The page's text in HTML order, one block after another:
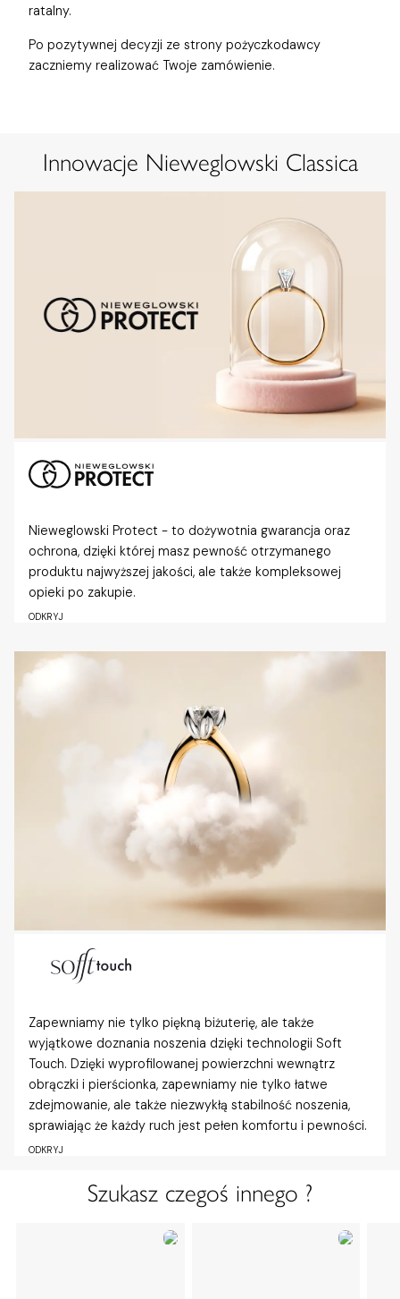
ratalny.
Po pozytywnej decyzji ze strony pożyczkodawcy
zaczniemy realizować Twoje zamówienie.
Innowacje Nieweglowski Classica
Nieweglowski Protect - to dożywotnia gwarancja oraz
ochrona, dzięki której masz pewność otrzymanego
produktu najwyższej jakości, ale także kompleksowej
opieki po zakupie.
ODKRYJ
Zapewniamy nie tylko piękną biżuterię, ale także
wyjątkowe doznania noszenia dzięki technologii Soft
Touch. Dzięki wyprofilowanej powierzchni wewnątrz
obrączki i pierścionka, zapewniamy nie tylko łatwe
zdejmowanie, ale także niezwykłą stabilność noszenia,
sprawiając że każdy ruch jest pełen komfortu i pewności.
ODKRYJ
Szukasz czegoś innego ?